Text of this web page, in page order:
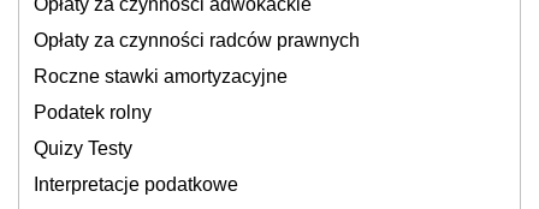
Opłaty za czynności adwokackie
Opłaty za czynności radców prawnych
Roczne stawki amortyzacyjne
Podatek rolny
Quizy Testy
Interpretacje podatkowe